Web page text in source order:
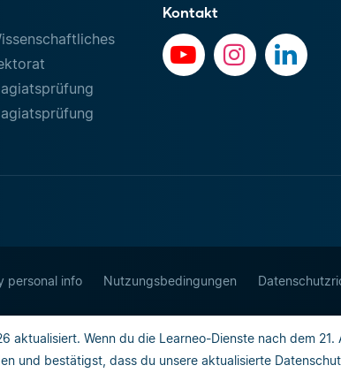
aktualisiert. Wenn du die Learneo-Dienste nach dem 21.
bestätigst, dass du unsere aktualisierte
Kontakt
personal info Nutzungsbedingungen